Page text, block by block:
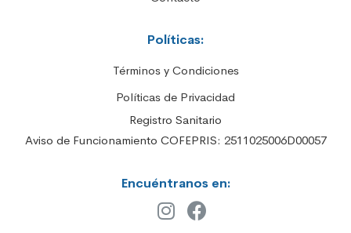
Políticas:
Términos y Condiciones
Políticas de Privacidad
Registro Sanitario
Aviso de Funcionamiento COFEPRIS: 2511025006D00057
Encuéntranos en: